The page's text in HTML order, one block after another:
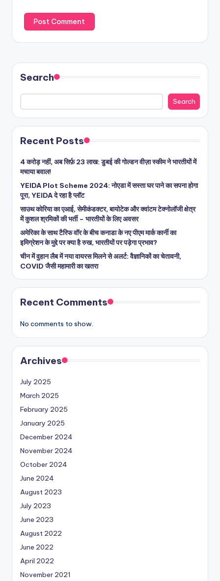
Search
Search
Recent Posts
4 करोड़ नहीं, अब सिर्फ़ 23 लाख: डुबई की गोल्डन वीज़ा स्कीम ने भारतीयों में
मचाया बवाल!
YEIDA Plot Scheme 2024: नोएडा में सस्ता घर पाने का सपना होगा
पूरा, YEIDA दे रहा है प्लॉट
साउथ कोरिया का एआई, सेमीकंडक्टर, बायोटेक और क्वांटम टेक्नोलॉजी क्षेत्र
में कुशल श्रमिकों की भर्ती – भारतीयों के लिए अवसर
अमेरिका के साथ टैरिफ वॉर के बीच कनाडा के नए पीएम मार्क कार्नी का
इमिग्रेशन के मुद्दे पर क्या है रुख, भारतीयों पर पड़ेगा प्रभाव?
चीन में वुहान लैब में नया वायरस मिलने से अलर्ट: वैज्ञानिकों का चेतावनी,
COVID जैसी महामारी का खतरा
Recent Comments
No comments to show.
Archives
July 2025
March 2025
February 2025
January 2025
December 2024
November 2024
October 2024
June 2024
August 2023
July 2023
June 2023
August 2022
June 2022
April 2022
November 2021